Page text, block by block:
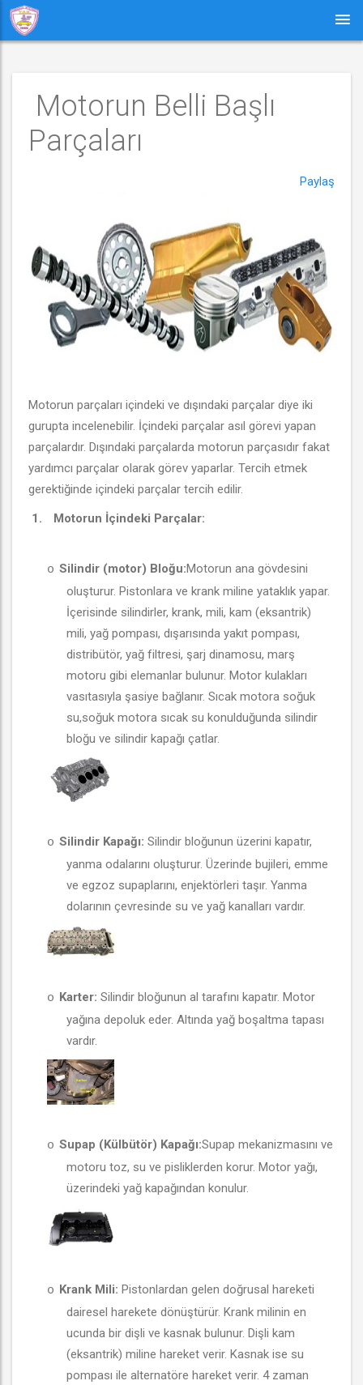
Parçaları
Paylaş
Motorun parçaları içindeki ve dışındaki parçalar diye iki
gurupta incelenebilir. İçindeki parçalar asıl görevi yapan
parçalardır. Dışındaki parçalarda motorun parçasıdır fakat
yardımcı parçalar olarak görev yaparlar. Tercih etmek
gerektiğinde içindeki parçalar tercih edilir.
1.
Motorun İçindeki Parçalar:
o Silindir (motor) Bloğu:Motorun ana gövdesini
oluşturur. Pistonlara ve krank miline yataklık yapar.
İçerisinde silindirler, krank, mili, kam (eksantrik)
mili, yağ pompası, dışarısında yakıt pompası,
distribütör, yağ filtresi, şarj dinamosu, marş
motoru gibi elemanlar bulunur. Motor kulakları
vasıtasıyla şasiye bağlanır. Sıcak motora soğuk
su,soğuk motora sıcak su konulduğunda silindir
bloğu ve silindir kapağı çatlar.
o Silindir Kapağı: Silindir bloğunun üzerini kapatır,
yanma odalarını oluşturur. Üzerinde bujileri, emme
ve egzoz supaplarını, enjektörleri taşır. Yanma
dolarının çevresinde su ve yağ kanalları vardır.
o Karter: Silindir bloğunun al tarafını kapatır. Motor
yağına depoluk eder. Altında yağ boşaltma tapası
vardır.
o Supap (Külbütör) Kapağı:Supap mekanizmasını ve
motoru toz, su ve pisliklerden korur. Motor yağı,
üzerindeki yağ kapağından konulur.
o Krank Mili: Pistonlardan gelen doğrusal hareketi
dairesel harekete dönüştürür. Krank milinin en
ucunda bir dişli ve kasnak bulunur. Dişli kam
(eksantrik) miline hareket verir. Kasnak ise su
pompası ile alternatöre hareket verir. 4 zaman